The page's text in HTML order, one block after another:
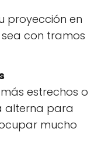
proyección en
con tramos
estrechos o
alterna para
mucho